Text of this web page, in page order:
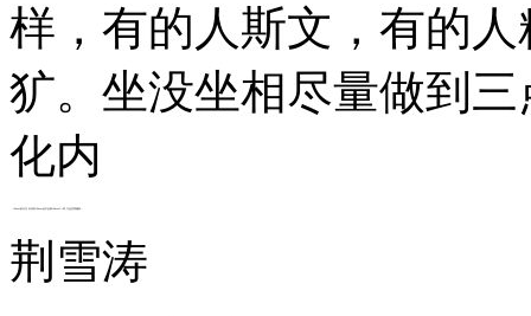
样，有的人斯文，有的
犷。坐没坐相尽量做到
化内
...iPhone的行为.以后的iPhone会不会跟iPhone5一样,只会变得越来...
荆雪涛